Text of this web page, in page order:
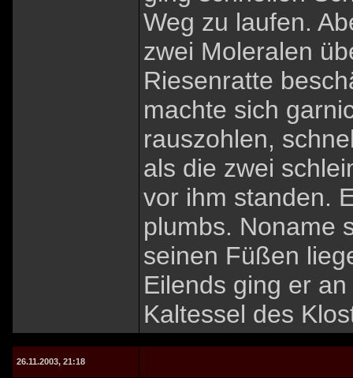
Weg zu laufen.
zwei Moleralen
Riesenratte
machte sich
rauszohlen,
als die zwei
vor ihm standen.
plumbs. Noname
seinen Füßen
Eilends ging er
Kaltessel des
26.11.2003, 21:18